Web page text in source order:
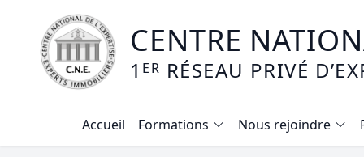
CENTRE
1 ER RÉSEAU PRIVÉ
Accueil
Formations
Nous rejoindre